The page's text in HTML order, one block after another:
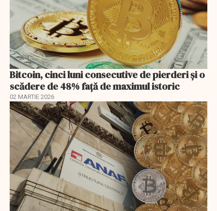
Bitcoin, cinci luni consecutive de pierderi şi o
scădere de 48% faţă de maximul istoric
02 MARTIE 2026